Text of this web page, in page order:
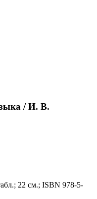
/ И. В.
22 см.; ISBN 978-5-